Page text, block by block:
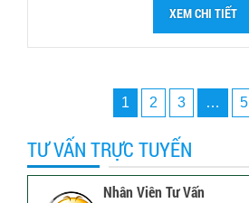
XEM CHI TIẾT
1 2 3 … 5
TƯ VẤN TRỰC TUYẾN
Nhân Viên Tư Vấn